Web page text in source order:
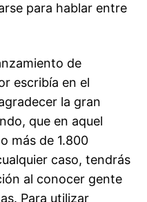
para hablar entre
de
escribía en el
la gran
que en aquel
más de 1.800
caso, tendrás
al conocer gente
Para utilizar